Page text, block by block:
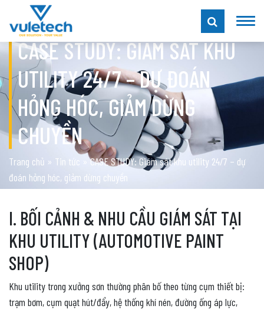
CASE STUDY: GIÁM SÁT KHU
UTILITY 24/7 – DỰ ĐOÁN
HỎNG HÓC, GIẢM DỪNG
CHUYỀN
Trang chủ » Tin tức »CASE STUDY: Giám sát khu utility 24/7 – dự
đoán hỏng hóc, giảm dừng chuyền
I. BỐI CẢNH & NHU CẦU GIÁM SÁT TẠI
KHU UTILITY (AUTOMOTIVE PAINT
SHOP)
Khu utility trong xưởng sơn thường phân bố theo từng cụm thiết bị:
trạm bơm, cụm quạt hút/đẩy, hệ thống khí nén, đường ống áp lực,